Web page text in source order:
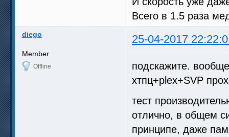
Всего в 1.5 раза
diego 25-04-2017
Member
Offline
подскажите.
хтпц+plex+SVP
тест
отлично, в общем
принципе, даже